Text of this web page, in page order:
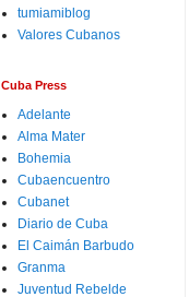
tumiamiblog
Valores Cubanos
Cuba Press
Adelante
Alma Mater
Bohemia
Cubaencuentro
Cubanet
Diario de Cuba
El Caimán Barbudo
Granma
Juventud Rebelde